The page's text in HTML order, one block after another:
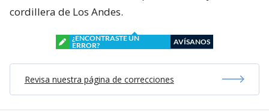
cordillera de Los Andes.
¿ENCONTRASTE UN
ERROR?
AVÍSANOS
Revisa nuestra página de correcciones